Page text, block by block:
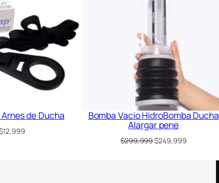
de Ducha
12,999
Bomba Vacio HidroBomba Ducha
Alargar pene
$299,999El
$249,999El